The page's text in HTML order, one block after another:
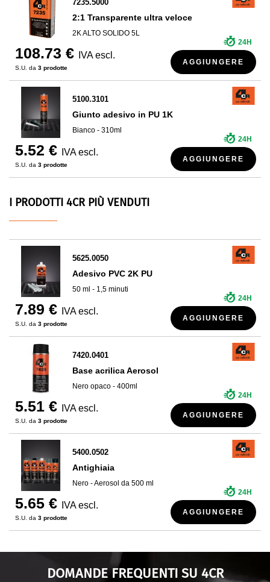
7235.5000
2:1 Transparente ultra veloce
2K ALTO SOLIDO 5L
108.73 € IVA escl.
S.U. da 3 prodotte
24H
AGGIUNGERE
5100.3101
Giunto adesivo in PU 1K
Bianco - 310ml
5.52 € IVA escl.
S.U. da 3 prodotte
24H
AGGIUNGERE
I PRODOTTI 4CR PIÙ VENDUTI
5625.0050
Adesivo PVC 2K PU
50 ml - 1,5 minuti
7.89 € IVA escl.
S.U. da 3 prodotte
24H
AGGIUNGERE
7420.0401
Base acrilica Aerosol
Nero opaco - 400ml
5.51 € IVA escl.
S.U. da 3 prodotte
24H
AGGIUNGERE
5400.0502
Antighiaia
Nero - Aerosol da 500 ml
5.65 € IVA escl.
S.U. da 3 prodotte
24H
AGGIUNGERE
DOMANDE FREQUENTI SU 4CR